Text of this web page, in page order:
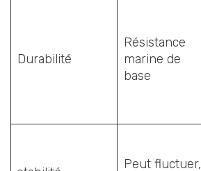
Durabilité
Résistance
marine de
base
Peut fluctuer,